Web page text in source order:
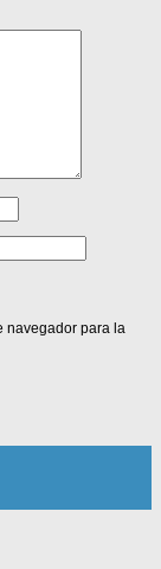
navegador para la